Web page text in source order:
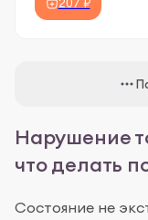
Нарушение
что делать
Состояние не